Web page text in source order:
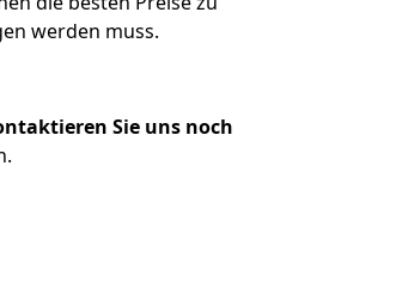
werden muss.
Sie uns noch